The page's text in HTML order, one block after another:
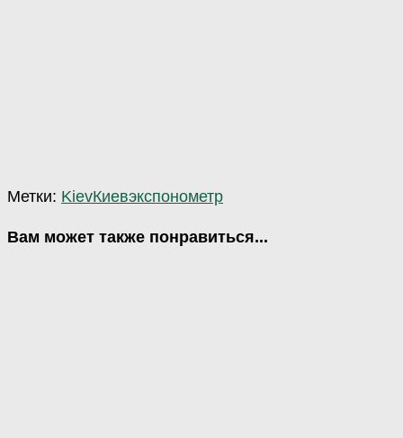
Метки: KievКиевэкспонометр
Вам может также понравиться...